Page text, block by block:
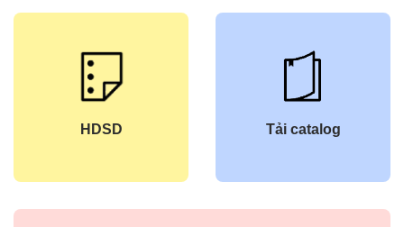
HDSD Tải catalog